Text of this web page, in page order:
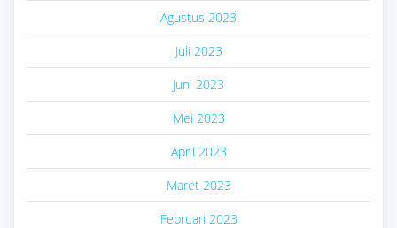
Agustus 2023
Juli 2023
Juni 2023
Mei 2023
April 2023
Maret 2023
Februari 2023